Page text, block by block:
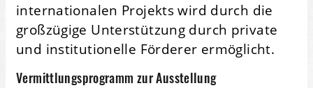
internationalen Projekts wird durch die
großzügige Unterstützung durch private
und institutionelle Förderer ermöglicht.
Vermittlungsprogramm zur Ausstellung